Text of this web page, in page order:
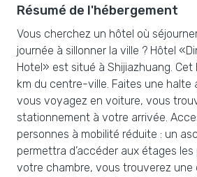
Résumé de l'hébergement
Vous cherchez un hôtel où
journée à sillonner la ville ? Hôtel
Hotel» est situé à Shijiazhuang.
km du centre-ville. Faites une halte
vous voyagez en voiture, vous
stationnement à votre arrivée.
personnes à mobilité réduite : un
permettra d’accéder aux étages les
votre chambre, vous trouverez une